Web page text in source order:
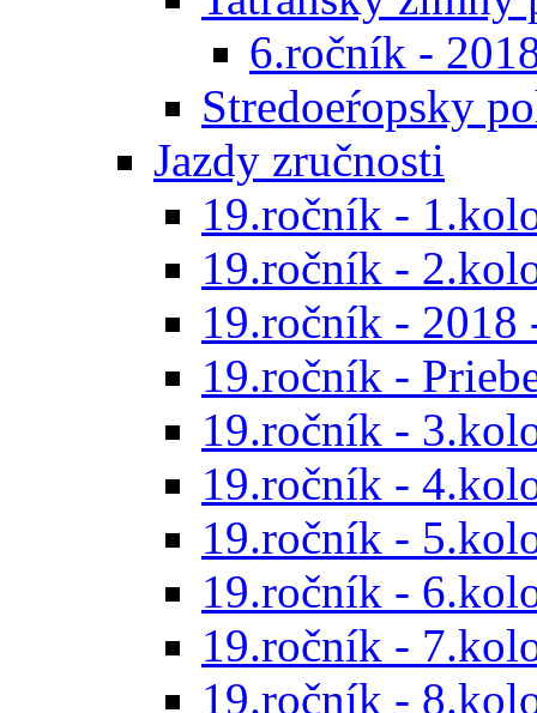
6.ročník -
Stredoeŕopsky
Jazdy zručnosti
19.ročník -
19.ročník -
19.ročník - 2018
19.ročník -
19.ročník -
19.ročník -
19.ročník -
19.ročník -
19.ročník -
19.ročník -